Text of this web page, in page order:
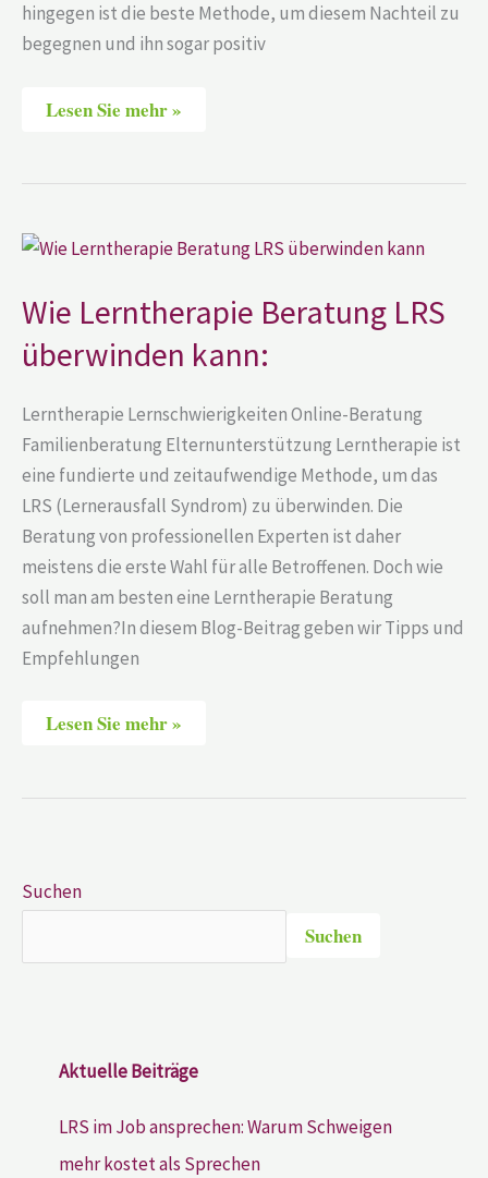
hingegen ist die beste Methode, um diesem Nachteil zu
begegnen und ihn sogar positiv
Lesen Sie mehr »
Wie Lerntherapie Beratung LRS
überwinden kann:
Lerntherapie Lernschwierigkeiten Online-Beratung
Familienberatung Elternunterstützung Lerntherapie ist
eine fundierte und zeitaufwendige Methode, um das
LRS (Lernerausfall Syndrom) zu überwinden. Die
Beratung von professionellen Experten ist daher
meistens die erste Wahl für alle Betroffenen. Doch wie
soll man am besten eine Lerntherapie Beratung
aufnehmen?In diesem Blog-Beitrag geben wir Tipps und
Empfehlungen
Wie
Lerntherapie
LRS
überwinden
kann:
Lesen Sie mehr »
Suchen
Suchen
Aktuelle Beiträge
LRS im Job ansprechen: Warum Schweigen
mehr kostet als Sprechen